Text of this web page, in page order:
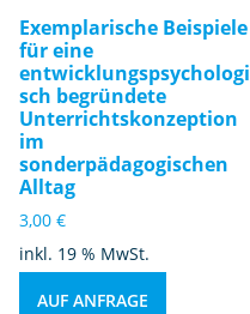
Exemplarische Beispiele
für eine
entwicklungspsychologi
sch begründete
Unterrichtskonzeption
im
sonderpädagogischen
Alltag
3,00 €
inkl. 19 % MwSt.
AUF ANFRAGE